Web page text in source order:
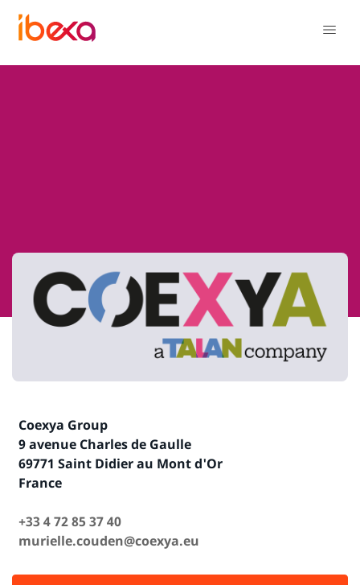
Coexya Group
9 avenue Charles de Gaulle
69771 Saint Didier au Mont d'Or
France
+33 4 72 85 37 40
murielle.couden@coexya.eu